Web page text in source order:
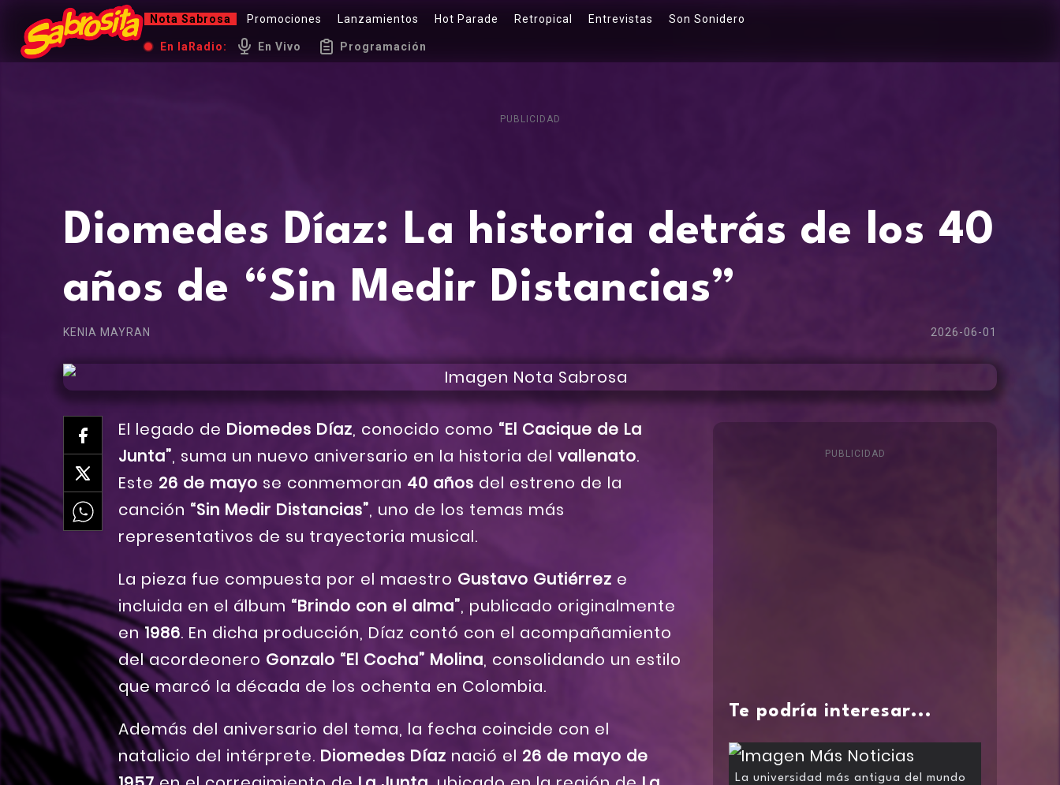
Nota Sabrosa Promociones Lanzamientos Hot Parade Retropical Entrevistas Son Sonidero
En la Radio: En Vivo Programación
PUBLICIDAD
Diomedes Díaz: La historia detrás de los 40
años de “Sin Medir Distancias”
KENIA MAYRAN 2026-06-01
El legado de Diomedes Díaz, conocido como “El Cacique de La
Junta”, suma un nuevo aniversario en la historia del vallenato.
Este 26 de mayo se conmemoran 40 años del estreno de la
canción “Sin Medir Distancias”, uno de los temas más
representativos de su trayectoria musical.
La pieza fue compuesta por el maestro Gustavo Gutiérrez e
incluida en el álbum “Brindo con el alma”, publicado originalmente
en1986. En dicha producción, Díaz contó con el acompañamiento
del acordeonero Gonzalo “El Cocha” Molina, consolidando un estilo
que marcó la década de los ochenta en Colombia.
Además del aniversario del tema, la fecha coincide con el
natalicio del intérprete. Diomedes Díaz nació el 26 de mayo de
PUBLICIDAD
Te podría interesar...
La universidad más antigua del mundo